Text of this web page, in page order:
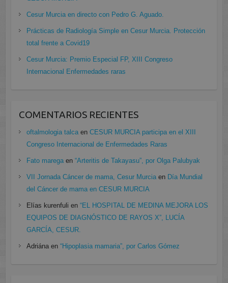
Cesur Murcia en directo con Pedro G. Aguado.
Prácticas de Radiología Simple en Cesur Murcia. Protección
total frente a Covid19
Cesur Murcia: Premio Especial FP, XIII Congreso
Internacional Enfermedades raras
COMENTARIOS RECIENTES
oftalmologia talcaen CESUR MURCIA participa en el XIII
Congreso Internacional de Enfermedades Raras
Fato maregaen “Arteritis de Takayasu”, por Olga Palubyak
VII Jornada Cáncer de mama, Cesur Murciaen Día Mundial
del Cáncer de mama en CESUR MURCIA
Elías kurenfuli en “EL HOSPITAL DE MEDINA MEJORA LOS
EQUIPOS DE DIAGNÓSTICO DE RAYOS X”, LUCÍA
GARCÍA, CESUR.
Adriánaen “Hipoplasia mamaria”, por Carlos Gómez